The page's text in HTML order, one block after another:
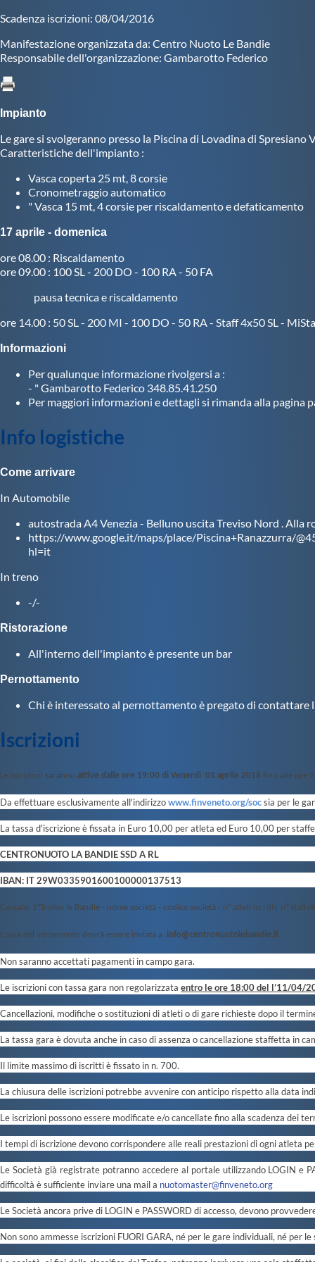
Norme e documenti
Coppa Italia
Campionato A1
Campionato A2
Campionato A2
Femminile
Campionato B
Maschile
Storico Campionati
2003-2017
Finali Giovanili
Trofei delle Regioni
CoMeN Cup
News
Waterpolo Channel
Eventi
Norme e documenti
Risultati e
Classifiche
Azzurri
News
Flash News
Eventi
Risultati e
Azzurri
Flash News
Fondo
Eventi
Norme e documenti
Classifiche
Primati
Azzurri
News
Salvamento
Norme e documenti
Classifiche
Albi d'oro - Primati
Flash News
Master
Campionati Italiani
Circuito
Supermaster
Calendario
Nazionale Fondo
Norme e documenti
Risultati e
Classifiche
Graduatorie
Approfondimenti
Flash News
Formazione
SIT
Sezione Salvamento
GUG
Composizione
Norme e documenti
Formazione
Sedi Regionali e
Provinciali
Designazioni
Arbitrali
Ricerca Scuole
Nuoto
Manuale SNF
Diventa SNF
Propaganda
Norme e documenti
Risultati
Scadenza iscrizioni: 08/04/2016
Manifestazione organizzata da: Centro Nuoto Le Bandie
Responsabile dell'organizzazione: Gambarotto Federico
Impianto
Le gare si svolgeranno presso la Piscina di Lovadina di
Caratteristiche dell'impianto :
Vasca coperta 25 mt, 8 corsie
Cronometraggio automatico
" Vasca 15 mt, 4 corsie per riscaldamento e defaticamento
17 aprile - domenica
ore 08.00 : Riscaldamento
ore 09.00 : 100 SL - 200 DO - 100 RA - 50 FA
pausa tecnica e riscaldamento
ore 14.00 : 50 SL - 200 MI - 100 DO - 50 RA - Staff 4x50 SL -
Informazioni
Per qualunque informazione rivolgersi a :
- " Gambarotto Federico 348.85.41.250
Per maggiori informazioni e dettagli si rimanda alla
Info logistiche
Come arrivare
In Automobile
autostrada A4 Venezia - Belluno uscita Treviso Nord . Alla
https://www.google.it/maps/place/Piscina+Ranazzurra/
hl=it
In treno
-/-
Ristorazione
All'interno dell'impianto è presente un bar
Pernottamento
Chi è interessato al pernottamento è pregato di contattare
Iscrizioni
Le iscrizioni saranno attive dalle ore 19:00 di Venerdì 01 aprile 2016 fino alle ore
Da effettuare esclusivamente all'indirizzowww.finveneto.org/socsia per le
La tassa d'iscrizione è fissata in Euro 10,00 per atleta ed Euro 10,00 per
CENTRONUOTO LA BANDIE SSD A RL
IBAN: IT 29W0335901600100000137513
Causale: 1°Trofeo le Bandie - nome società - codice società - n° atleti iscritti, n°
Copia del versamento dovrà essere inviata a :info@centronuotolebandie.it.
Nonsaranno accettati pagamenti in campo gara.
Le iscrizioni con tassa gara non regolarizzata entro le ore 18:00 del l’11/04/
Cancellazioni, modifiche o sostituzioni di atleti o di gare richieste dopo il
La tassa gara è dovuta anche in caso di assenza o cancellazione staffetta in
Il limite massimo di iscritti è fissato in n. 700.
La chiusura delle iscrizioni potrebbe avvenire con anticipo rispetto alla data
Le iscrizioni possono essere modificate e/o cancellate fino alla scadenza dei
I tempi di iscrizione devono corrispondere alle reali prestazioni di ogni atleta
Le Società già registrate potranno accedere al portale utilizzando LOGIN e
difficoltà è sufficiente inviare una mail a nuotomaster@finveneto.org
Le Società ancora prive di LOGIN e PASSWORD di accesso, devono
Non sono ammesse iscrizioni FUORI GARA, né per le gare individuali, né per